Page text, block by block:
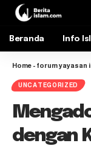
Beranda Info
Home - forum yayasan
UNCATEGORIZED
dengan